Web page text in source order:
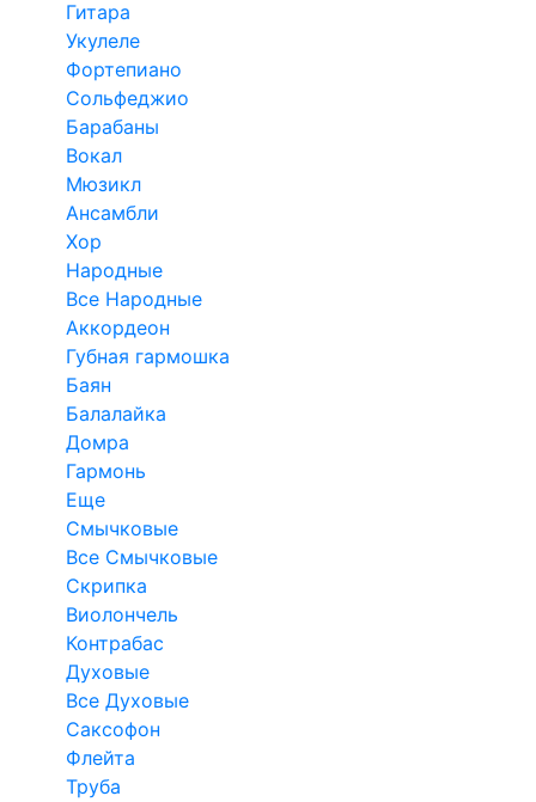
Гитара
Укулеле
Фортепиано
Сольфеджио
Барабаны
Вокал
Мюзикл
Ансамбли
Хор
Народные
Все Народные
Аккордеон
Губная гармошка
Баян
Балалайка
Домра
Гармонь
Еще
Смычковые
Все Смычковые
Скрипка
Виолончель
Контрабас
Духовые
Все Духовые
Саксофон
Флейта
Труба